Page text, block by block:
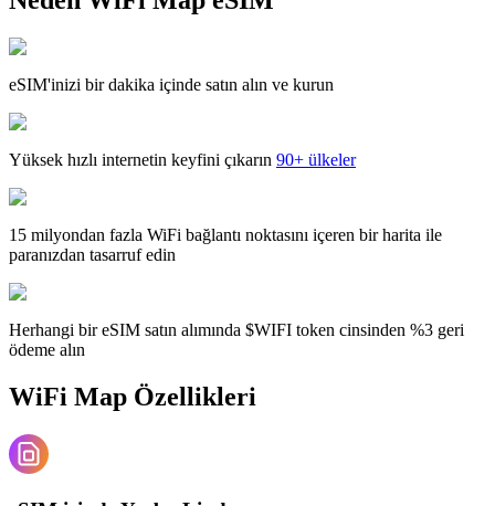
eSIM'inizi bir dakika içinde satın alın ve kurun
Yüksek hızlı internetin keyfini çıkarın 90+ ülkeler
15 milyondan fazla WiFi bağlantı noktasını içeren bir harita ile
paranızdan tasarruf edin
Herhangi bir eSIM satın alımında $WIFI token cinsinden %3 geri
ödeme alın
WiFi Map Özellikleri